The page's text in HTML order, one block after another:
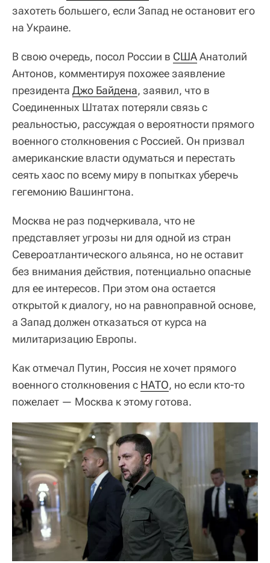
захотеть большего, если Запад не остановит его
на Украине.
В свою очередь, посол России в СШААнатолий
Антонов, комментируя похожее заявление
президента Джо Байдена, заявил, что в
Соединенных Штатах потеряли связь с
реальностью, рассуждая о вероятности прямого
военного столкновения с Россией. Он призвал
американские власти одуматься и перестать
сеять хаос по всему миру в попытках уберечь
гегемонию Вашингтона.
Москва не раз подчеркивала, что не
представляет угрозы ни для одной из стран
Североатлантического альянса, но не оставит
без внимания действия, потенциально опасные
для ее интересов. При этом она остается
открытой к диалогу, но на равноправной основе,
а Запад должен отказаться от курса на
милитаризацию Европы.
Как отмечал Путин, Россия не хочет прямого
военного столкновения с НАТО, но если кто-то
пожелает — Москва к этому готова.